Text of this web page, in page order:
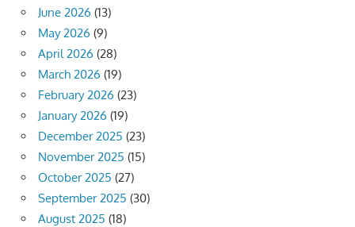
June 2026 (13)
May 2026 (9)
April 2026 (28)
March 2026 (19)
February 2026 (23)
January 2026 (19)
December 2025 (23)
November 2025 (15)
October 2025 (27)
September 2025 (30)
August 2025 (18)